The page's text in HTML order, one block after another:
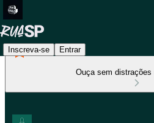
Inscreva-se Entrar
Ouça sem